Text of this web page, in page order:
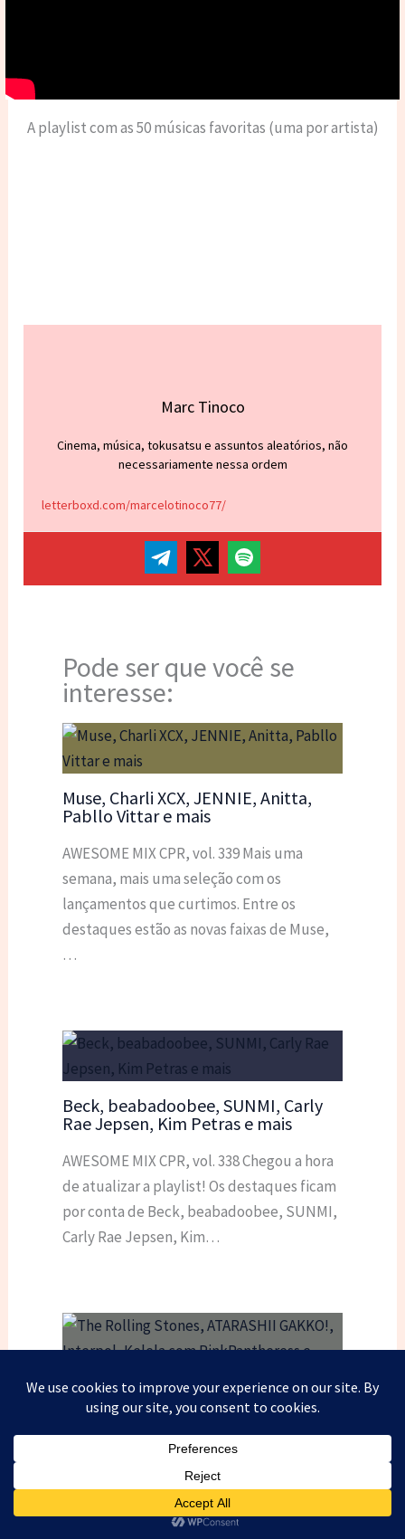
A playlist com as 50 músicas favoritas (uma por artista)
Marc Tinoco
Cinema, música, tokusatsu e assuntos aleatórios, não
necessariamente nessa ordem
letterboxd.com/marcelotinoco77/
Pode ser que você se
interesse:
Muse, Charli XCX, JENNIE, Anitta,
Pabllo Vittar e mais
AWESOME MIX CPR, vol. 339 Mais uma
semana, mais uma seleção com os
lançamentos que curtimos. Entre os
destaques estão as novas faixas de Muse,
…
Beck, beabadoobee, SUNMI, Carly
Rae Jepsen, Kim Petras e mais
AWESOME MIX CPR, vol. 338 Chegou a hora
de atualizar a playlist! Os destaques ficam
por conta de Beck, beabadoobee, SUNMI,
Carly Rae Jepsen, Kim…
The Rolling Stones, ATARASHII
GAKKO!, Interpol, Kelela com
PinkPantheress e mais
AWESOME MIX CPR, vol. 337 Está no ar mais
uma edição da nossa playlist semanal,